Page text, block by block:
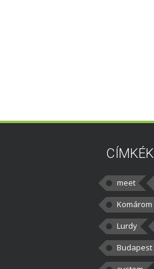
CÍMKÉK
meet
Komárom
Lurdy
Budapest